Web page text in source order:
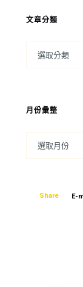
文章分類
月份彙整
Share E-